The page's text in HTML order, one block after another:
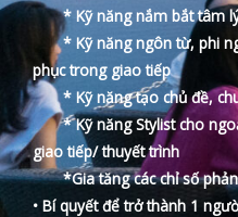
* Kỹ năng nắm bắt tâm lý
* Kỹ năng ngôn từ, phi
phục trong giao tiếp
* Kỹ năng tạo chủ đề,
* Kỹ năng Stylist cho
giao tiếp/ thuyết trình
*Gia tăng các chỉ số phản
• Bí quyết để trở thành 1